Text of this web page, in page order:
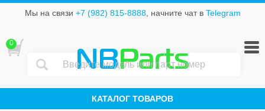
Мы на связи +7 (982) 815-8888, начните чат в Telegram
NBParts
КАТАЛОГ ТОВАРОВ
0